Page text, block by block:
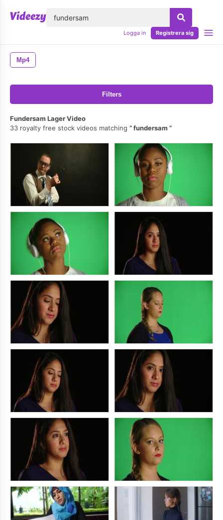
Logga in Registrera sig
Mp4
Filters
Fundersam Lager Video
33 royalty free stock videos matching
fundersam